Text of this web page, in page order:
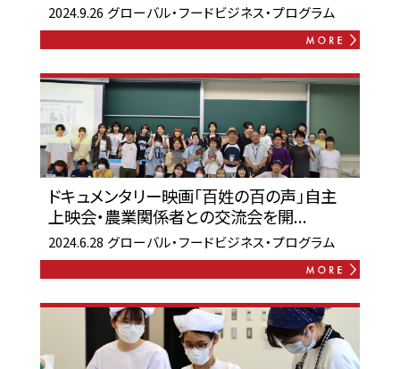
2024.9.26 グローバル・フードビジネス・プログラム
ドキュメンタリー映画「百姓の百の声」自主
上映会・農業関係者との交流会を開...
2024.6.28 グローバル・フードビジネス・プログラム